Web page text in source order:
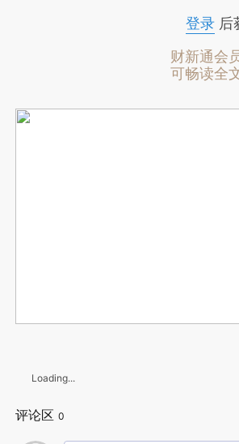
登录后
财新通会
可畅读全
Loading...
评论区 0